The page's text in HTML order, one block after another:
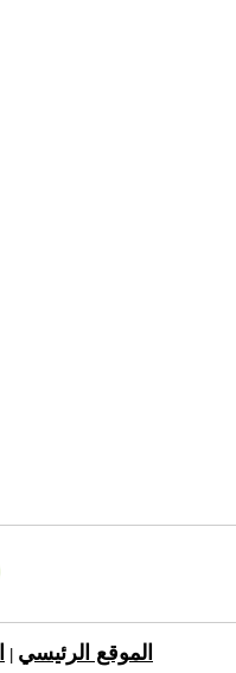
الموقع الرئيسي